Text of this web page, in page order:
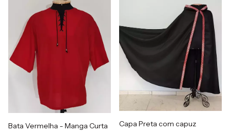
Bata Vermelha - Manga Curta Capa Preta com capuz